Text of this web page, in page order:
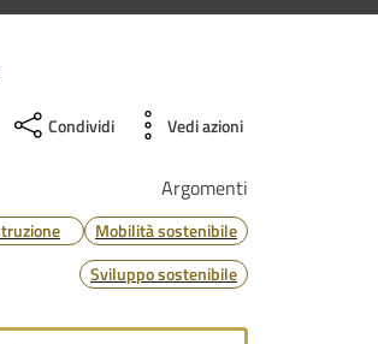
Condividi Vedi azioni
Argomenti
Mobilità sostenibile
Sviluppo sostenibile